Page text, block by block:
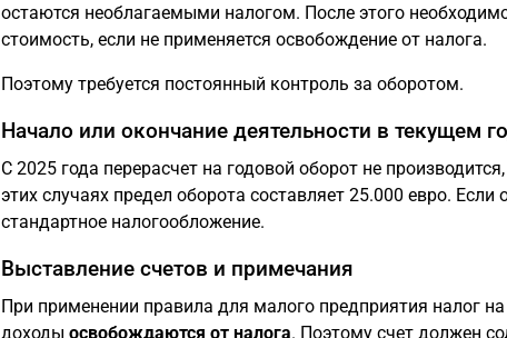
остаются необлагаемыми налогом. После этого
стоимость, если не применяется освобождение от налога.
Поэтому требуется постоянный контроль за оборотом.
Начало или окончание деятельности в текущем
С 2025 года перерасчет на годовой оборот не
этих случаях предел оборота составляет 25.000 евро.
стандартное налогообложение.
Выставление счетов и примечания
При применении правила для малого предприятия налог
доходы освобождаются от налога. Поэтому счет должен